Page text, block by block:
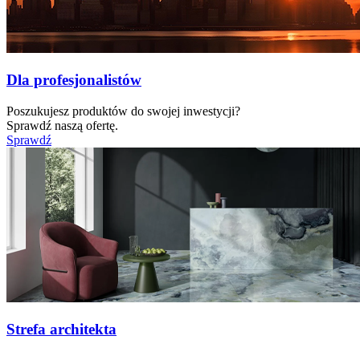
Dla profesjonalistów
Poszukujesz produktów do swojej inwestycji?
Sprawdź naszą ofertę.
Sprawdź
Strefa architekta